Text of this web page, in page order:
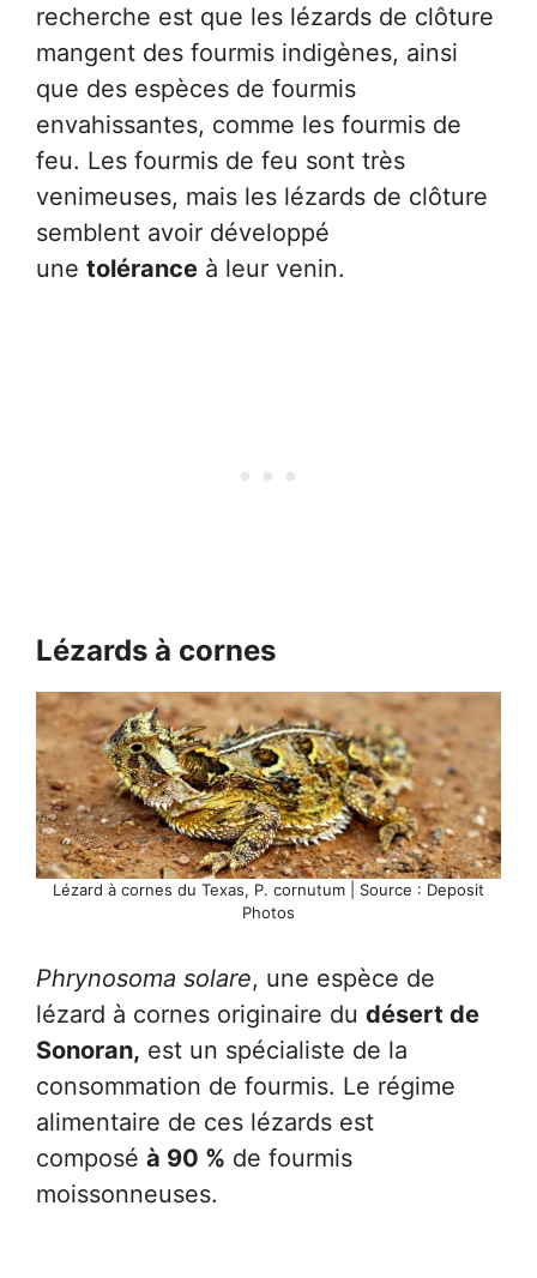
recherche est que les lézards de clôture
mangent des fourmis indigènes, ainsi
que des espèces de fourmis
envahissantes, comme les fourmis de
feu. Les fourmis de feu sont très
venimeuses, mais les lézards de clôture
semblent avoir développé
une tolérance à leur venin.
Lézards à cornes
Lézard à cornes du Texas, P. cornutum | Source : Deposit
Photos
Phrynosoma solare, une espèce de
lézard à cornes originaire du désert de
Sonoran, est un spécialiste de la
consommation de fourmis. Le régime
alimentaire de ces lézards est
composé à 90 % de fourmis
moissonneuses.